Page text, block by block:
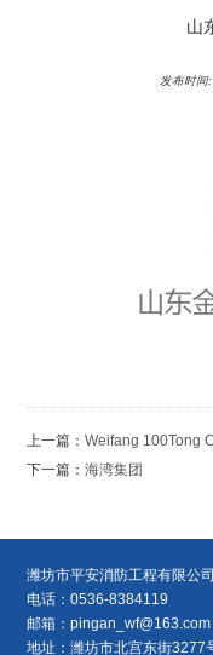
山
发布时间:
上一篇：Weifang 100Tong
下一篇：海湾集团
潍坊市平安消防工程有限公司
电话：0536-8384119
邮箱：pingan_wf@163.com
地址：潍坊市北宫东街3277